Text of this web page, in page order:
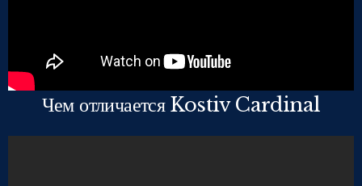
Чем отличается Kostiv Cardinal